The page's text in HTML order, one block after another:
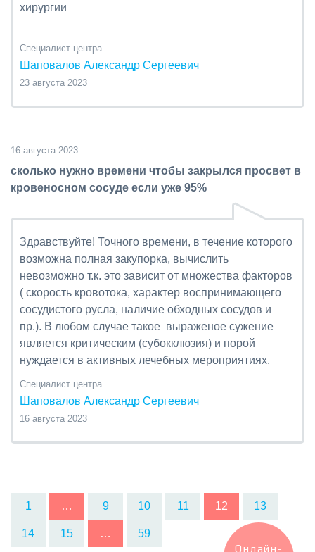
хирургии
Специалист центра
Шаповалов Александр Сергеевич
23 августа 2023
16 августа 2023
сколько нужно времени чтобы закрылся просвет в
кровеносном сосуде если уже 95%
Здравствуйте! Точного времени, в течение которого
возможна полная закупорка, вычислить
невозможно т.к. это зависит от множества факторов
( скорость кровотока, характер воспринимающего
сосудистого русла, наличие обходных сосудов и
пр.). В любом случае такое выраженое сужение
является критическим (субокклюзия) и порой
нуждается в активных лечебных мероприятиях.
Специалист центра
Шаповалов Александр Сергеевич
16 августа 2023
1 … 9 10 11 12 13
14 15 …
59
Онлайн-